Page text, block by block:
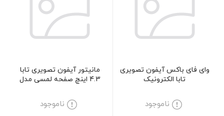
وای فای باکس آیفون تصویری
تابا الکترونیک
ناموجود
مانیتور آیفون تصویری تابا
4.3 اینچ صفحه لمسی مدل
ناموجود